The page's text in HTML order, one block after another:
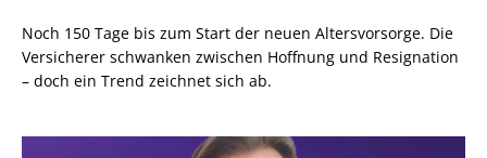
Noch 150 Tage bis zum Start der neuen Altersvorsorge. Die
Versicherer schwanken zwischen Hoffnung und Resignation
– doch ein Trend zeichnet sich ab.